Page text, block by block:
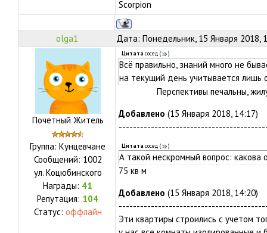
Scorpion
olga1 Дата: Понедельник, 15 Января 2018,
Почетный Житель
Группа: Кунцевчане
Сообщений: 1002
ул. Коцюбинского
Награды: 41
Репутация: 104
Статус: оффлайн
Цитата сосед ( )
Всё правильно, знаний много не
на текущий день учитывается лишь
Перспективы печальны, жилую
Добавлено (15 Января 2018, 14:17)
Цитата сосед ( )
А такой нескромный вопрос:
75 кв м
Добавлено (15 Января 2018, 14:20)
Эти квартиры строились с учетом